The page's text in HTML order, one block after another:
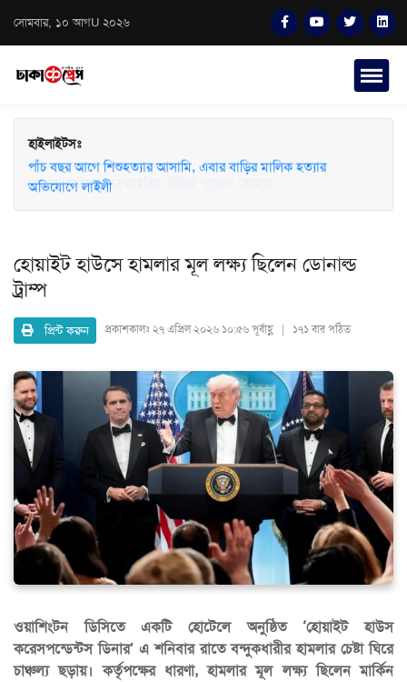
সোমবার, ১০ আগU ২০২৬
হাইলাইটসঃ
পাঁচ বছর আগে শিশুহত্যার আসামি, এবার বাড়ির মালিক হত্যার
অভিযোগে লাইলী
হোয়াইট হাউসে হামলার মূল লক্ষ্য ছিলেন ডোনাল্ড
ট্রাম্প
প্রিন্ট করুন প্রকাশকালঃ ২৭ এপ্রিল ২০২৬ ১০:৫৬ পূর্বাহ্ণ | ১৭১ বার পঠিত
ওয়াশিংটন ডিসিতে একটি হোটেলে অনুষ্ঠিত ‘হোয়াইট হাউস
করেসপন্ডেন্টস ডিনার’ এ শনিবার রাতে বন্দুকধারীর হামলার চেষ্টা ঘিরে
চাঞ্চল্য ছড়ায়। কর্তৃপক্ষের ধারণা, হামলার মূল লক্ষ্য ছিলেন মার্কিন